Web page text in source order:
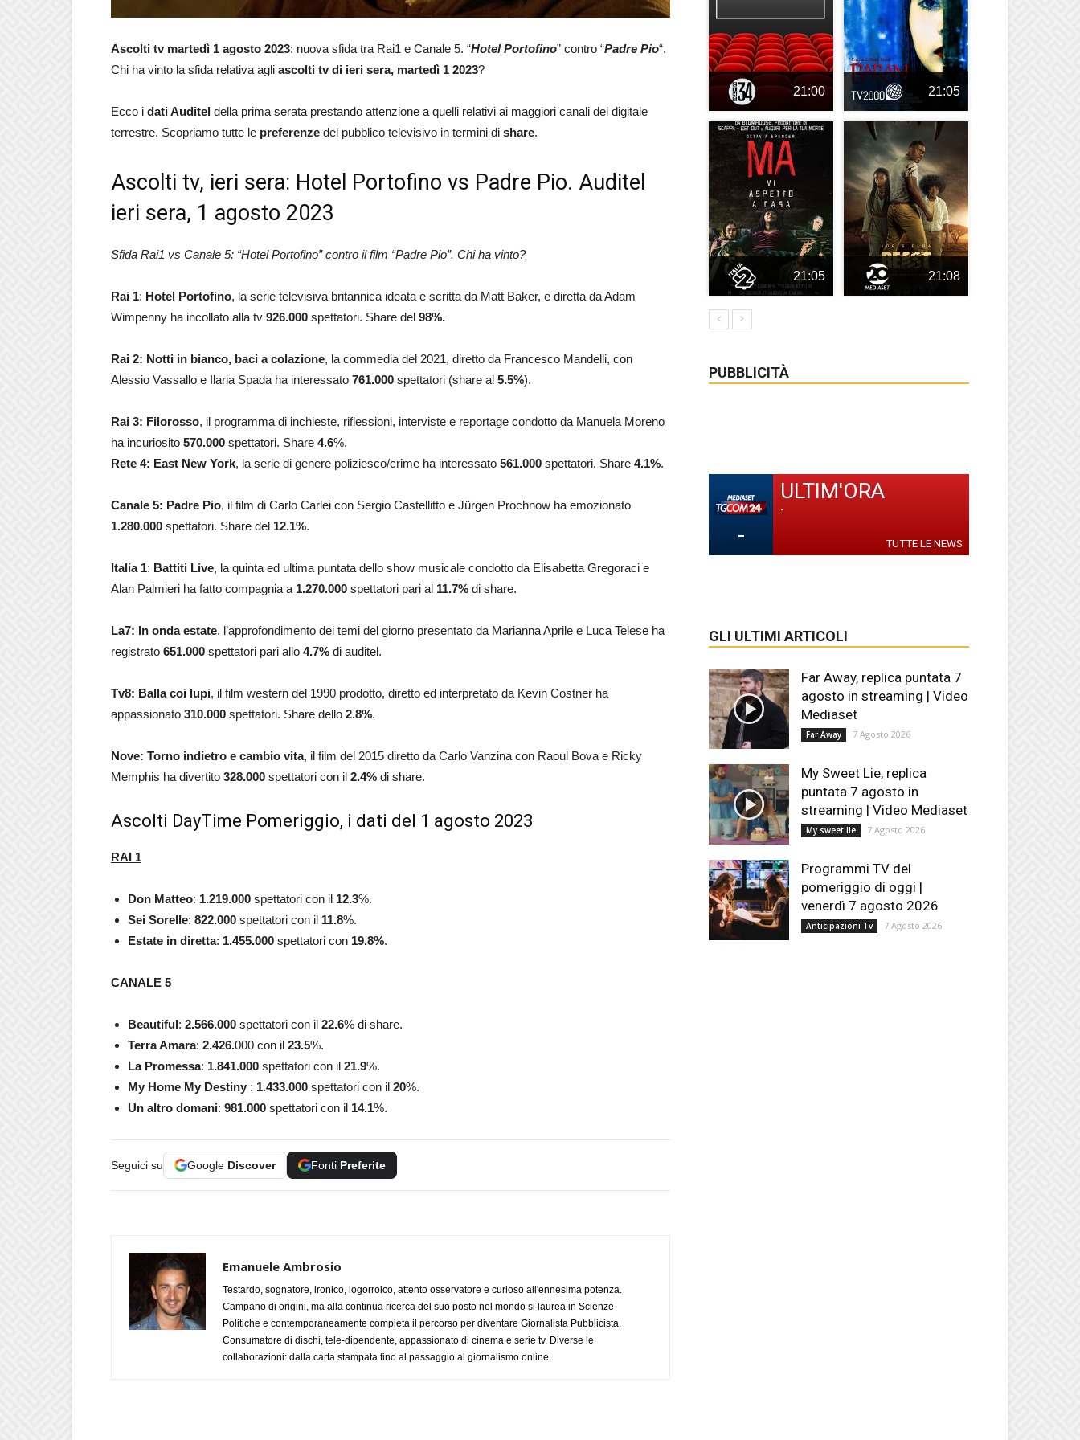
Ascolti tv martedì 1 agosto 2023: nuova sfida tra Rai1 e Canale 5. “Hotel Portofino” contro “Padre Pio“.
Chi ha vinto la sfida relativa agli ascolti tv di ieri sera, martedì 1 2023?
Ecco i dati Auditel della prima serata prestando attenzione a quelli relativi ai maggiori canali del digitale
terrestre. Scopriamo tutte le preferenze del pubblico televisivo in termini di share.
Ascolti tv, ieri sera: Hotel Portofino vs Padre Pio. Auditel
ieri sera, 1 agosto 2023
Sfida Rai1 vs Canale 5: “Hotel Portofino” contro il film “Padre Pio”. Chi ha vinto?
Rai 1: Hotel Portofino, la serie televisiva britannica ideata e scritta da Matt Baker, e diretta da Adam
Wimpenny ha incollato alla tv 926.000 spettatori. Share del 98%.
Rai 2: Notti in bianco, baci a colazione, la commedia del 2021, diretto da Francesco Mandelli, con
Alessio Vassallo e Ilaria Spada ha interessato 761.000 spettatori (share al 5.5%).
Rai 3: Filorosso, il programma di inchieste, riflessioni, interviste e reportage condotto da Manuela Moreno
ha incuriosito 570.000 spettatori. Share 4.6%.
Rete 4: East New York, la serie di genere poliziesco/crime ha interessato 561.000 spettatori. Share 4.1%.
Canale 5: Padre Pio, il film di Carlo Carlei con Sergio Castellitto e Jürgen Prochnow ha emozionato
1.280.000 spettatori. Share del 12.1%.
Italia 1: Battiti Live, la quinta ed ultima puntata dello show musicale condotto da Elisabetta Gregoraci e
Alan Palmieri ha fatto compagnia a 1.270.000 spettatori pari al 11.7% di share.
La7: In onda estate, l’approfondimento dei temi del giorno presentato da Marianna Aprile e Luca Telese ha
registrato 651.000 spettatori pari allo 4.7% di auditel.
Tv8: Balla coi lupi, il film western del 1990 prodotto, diretto ed interpretato da Kevin Costner ha
appassionato 310.000 spettatori. Share dello 2.8%.
Nove: Torno indietro e cambio vita, il film del 2015 diretto da Carlo Vanzina con Raoul Bova e Ricky
Memphis ha divertito 328.000 spettatori con il 2.4% di share.
Ascolti DayTime Pomeriggio, i dati del 1 agosto 2023
RAI 1
Don Matteo: 1.219.000 spettatori con il 12.3%.
Sei Sorelle: 822.000 spettatori con il 11.8%.
Estate in diretta: 1.455.000 spettatori con 19.8%.
CANALE 5
Beautiful: 2.566.000 spettatori con il 22.6% di share.
Terra Amara: 2.426.000 con il 23.5%.
La Promessa: 1.841.000 spettatori con il 21.9%.
My Home My Destiny : 1.433.000 spettatori con il 20%.
Un altro domani: 981.000 spettatori con il 14.1%.
Seguici su Google Discover Fonti Preferite
Emanuele Ambrosio
Testardo, sognatore, ironico, logorroico, attento osservatore e curioso all'ennesima potenza.
Campano di origini, ma alla continua ricerca del suo posto nel mondo si laurea in Scienze
Politiche e contemporaneamente completa il percorso per diventare Giornalista Pubblicista.
Consumatore di dischi, tele-dipendente, appassionato di cinema e serie tv. Diverse le
collaborazioni: dalla carta stampata fino al passaggio al giornalismo online.
21:00 21:05
21:05 21:08
PUBBLICITÀ
-
ULTIM'ORA
-
TUTTE LE NEWS
GLI ULTIMI ARTICOLI
Far Away, replica puntata 7
agosto in streaming | Video
Mediaset
Far Away 7 Agosto 2026
My Sweet Lie, replica
puntata 7 agosto in
streaming | Video Mediaset
My sweet lie 7 Agosto 2026
Programmi TV del
pomeriggio di oggi |
venerdì 7 agosto 2026
Anticipazioni Tv 7 Agosto 2026